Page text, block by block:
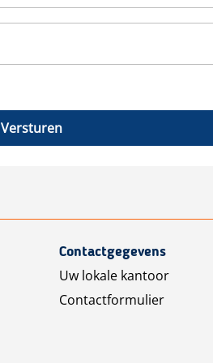
Versturen
Contactgegevens
Uw lokale kantoor
Contactformulier